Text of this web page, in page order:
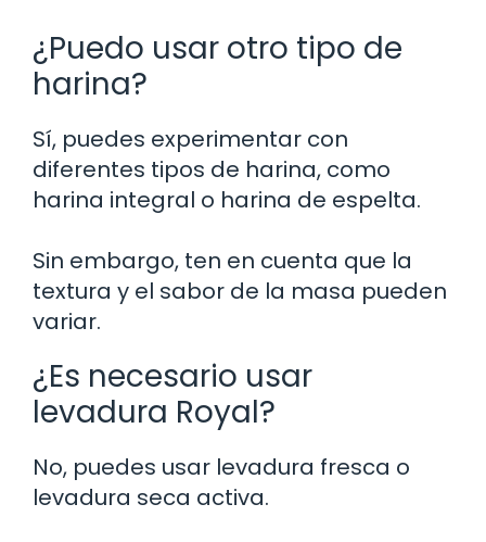
¿Puedo usar otro tipo de
harina?
Sí, puedes experimentar con
diferentes tipos de harina, como
harina integral o harina de espelta.
Sin embargo, ten en cuenta que la
textura y el sabor de la masa pueden
variar.
¿Es necesario usar
levadura Royal?
No, puedes usar levadura fresca o
levadura seca activa.